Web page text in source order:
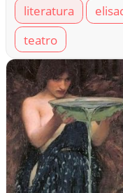
literatura
teatro